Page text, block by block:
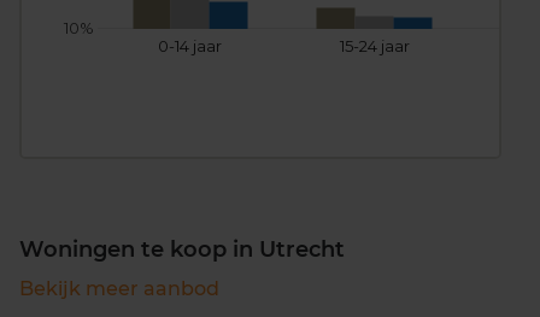
0-14 jaar 15-24 jaar
10%
Woningen te koop in Utrecht
Bekijk meer aanbod